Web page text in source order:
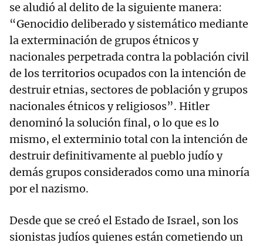
se aludió al delito de la siguiente manera:
“Genocidio deliberado y sistemático mediante
la exterminación de grupos étnicos y
nacionales perpetrada contra la población civil
de los territorios ocupados con la intención de
destruir etnias, sectores de población y grupos
nacionales étnicos y religiosos”. Hitler
denominó la solución final, o lo que es lo
mismo, el exterminio total con la intención de
destruir definitivamente al pueblo judío y
demás grupos considerados como una minoría
por el nazismo.
Desde que se creó el Estado de Israel, son los
sionistas judíos quienes están cometiendo un